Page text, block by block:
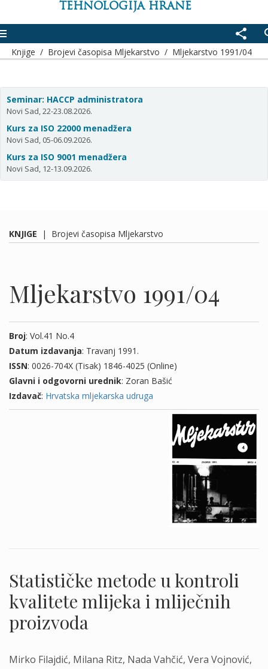
TEHNOLOGIJA HRANE
share
Knjige / Brojevi časopisa Mljekarstvo / Mljekarstvo 1991/04
Seminar: HACCP administratora
Novi Sad, 22-23.08.2026.
Kurs za ISO 22000 menadžera
Novi Sad, 05-06.09.2026.
Kurs za ISO 9001 menadžera
Novi Sad, 12-13.09.2026.
KNJIGE | Brojevi časopisa Mljekarstvo
Mljekarstvo 1991/04
Broj: Vol.41 No.4
Datum izdavanja: Travanj 1991.
ISSN: 0026-704X (Tisak) 1846-4025 (Online)
Glavni i odgovorni urednik: Zoran Bašić
Izdavač: Hrvatska mljekarska udruga
Statističke metode u kontroli
kvalitete mlijeka i mliječnih
proizvoda
Mirko Filajdić, Milana Ritz, Nada Vahčić, Vera Vojnović,